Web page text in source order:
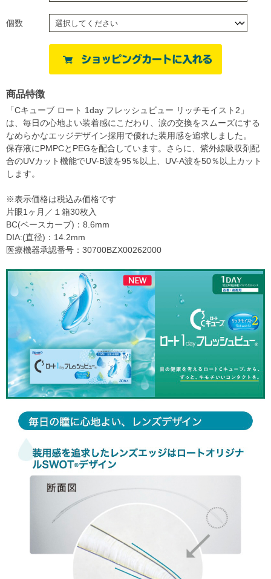
個数
商品特徴
「Cキューブ ロート 1day フレッシュビュー リッチモイスト2」
は、毎日の心地よい装着感にこだわり、涙の交換をスムーズにする
なめらかなエッジデザイン採用で優れた装用感を追求しました。
保存液にPMPCとPEGを配合しています。さらに、紫外線吸収剤配
合のUVカット機能でUV-B波を95％以上、UV-A波を50％以上カット
します。
※表示価格は税込み価格です
片眼1ヶ月／１箱30枚入
BC(ベースカーブ)：8.6mm
DIA:(直径)：14.2mm
医療機器承認番号：30700BZX00262000